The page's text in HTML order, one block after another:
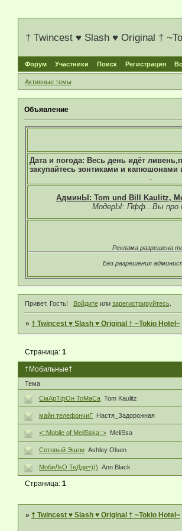
† Twincest ♥ Slash ♥ Original †
Форум Участники Поиск Регистрация
Активные темы
Объявление
Дата и погода: Весь день идёт
закупайтесь зонтиками и капюшонами
АдминЫ: Tom und Bill Kaulitz,
МодерЫ: Пфф...Вы про
Реклама разрешена
Без разрешения
Привет, Гость! Войдитеили зарегистрируйтесь.
»† Twincest ♥ Slash ♥ Original † ~Tokio Hotel~
†Мобильные†
Страница:1
Тема
СмАрТфОн ТоМаСа Tom Kaulitz
майн телефончиГ Настя_Задорожная
<::Mobile of MeliSska::> MeliSsa
Сотовый Эшли Ashley Olsen
МобиЛкО ТеДди=))) Ann Black
Страница:1
»† Twincest ♥ Slash ♥ Original † ~Tokio Hotel~